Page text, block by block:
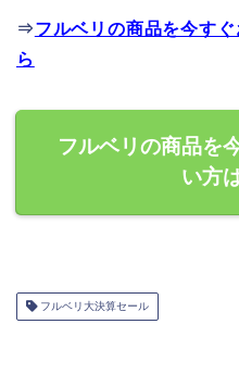
⇒フルベリの商品を今す
ら
フルベリの商品を
い方
フルベリ大決算セール